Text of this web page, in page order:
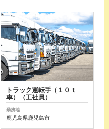
トラック運転手（１０ｔ
車）（正社員）
勤務地
鹿児島県鹿児島市